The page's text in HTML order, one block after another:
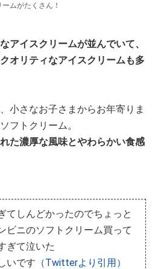
ムがたくさん！
アイスクリームが並んでいて、
オリティなアイスクリームも多
小さなお子さまからお年寄りま
フトクリーム。
た濃厚な風味とやわらかい食感
てしんどかったのでちょっと
ビニのソフトクリーム買って
ぎて泣いた
いです （Twitterより引用）